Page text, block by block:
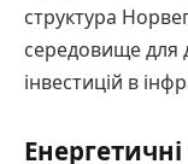
структура
середовище для
інвестицій в